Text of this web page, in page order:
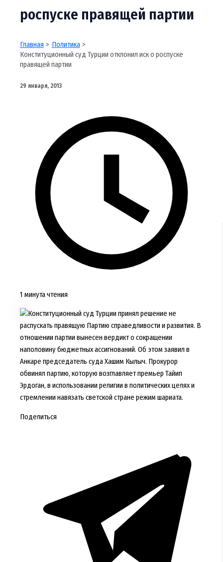
роспуске правящей партии
Главная
Политика
Конституционный суд Турции отклонил иск о роспуске
правящей партии
29 января, 2013
1 минута чтения
Конституционный суд Турции принял решение не
распускать правящую Партию справедливости и развития. В
отношении партии вынесен вердикт о сокращении
наполовину бюджетных ассигнований. Об этом заявил в
Анкаре председатель суда Хашим Кылыч. Прокурор
обвинял партию, которую возглавляет премьер Тайип
Эрдоган, в использовании религии в политических целях и
стремлении навязать светской стране режим шариата.
Поделиться